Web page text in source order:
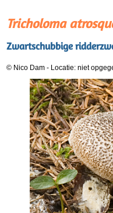
Tricholoma
Zwartschubbige
© Nico Dam - Locatie: niet